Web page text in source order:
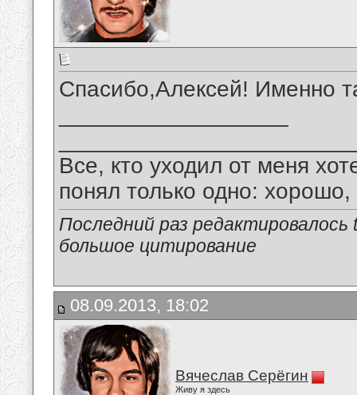
Спасибо,Алексей! Именно
Все, кто уходил от меня
понял только одно:
Последний раз
большое цитирование
08.09.2013, 18:02
Вячеслав Серёгин
Живу я здесь